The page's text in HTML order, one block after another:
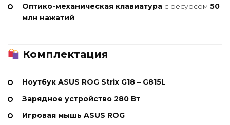
Оптико-механическая клавиатура с ресурсом 50
млн нажатий.
Комплектация
Ноутбук ASUS ROG Strix G18 – G815L
Зарядное устройство 280 Вт
Игровая мышь ASUS ROG